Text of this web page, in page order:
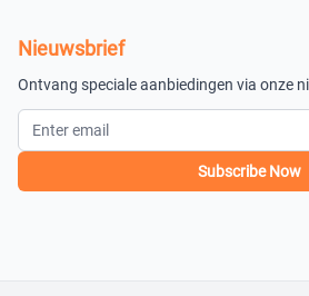
Nieuwsbrief
Ontvang speciale aanbiedingen via onze
Subscribe Now